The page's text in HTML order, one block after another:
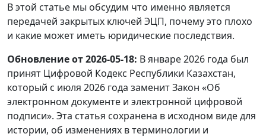
В этой статье мы обсудим что именно является
передачей закрытых ключей ЭЦП, почему это плохо
и какие может иметь юридические последствия.
Обновление от 2026-05-18: В январе 2026 года был
принят Цифровой Кодекс Республики Казахстан,
который с июля 2026 года заменит Закон «Об
электронном документе и электронной цифровой
подписи». Эта статья сохранена в исходном виде для
истории, об изменениях в терминологии и